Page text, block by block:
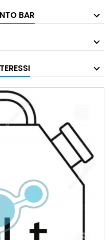
BAR